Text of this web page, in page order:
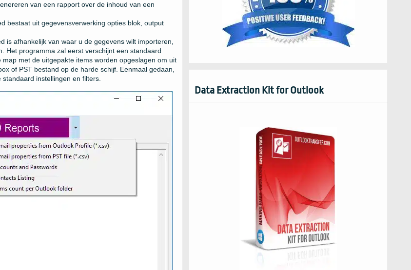
van een rapport over de inhoud van een
bestaat uit gegevensverwerking opties blok, output
afhankelijk van waar u de gegevens wilt importeren,
Het programma zal eerst verschijnt een standaard
met de uitgepakte items worden opgeslagen om uit
of PST bestand op de harde schijf. Eenmaal gedaan,
instellingen en filters.
Data Extraction Kit for Outlook